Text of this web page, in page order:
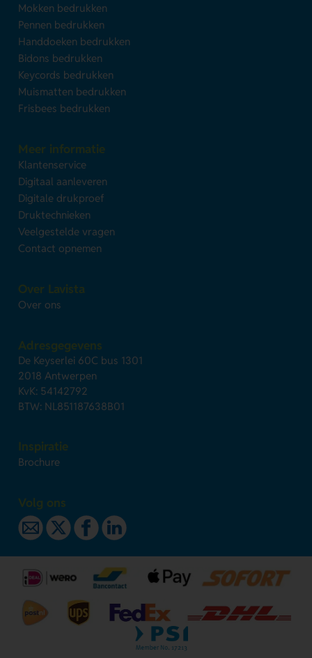
Mokken bedrukken
Pennen bedrukken
Handdoeken bedrukken
Bidons bedrukken
Keycords bedrukken
Muismatten bedrukken
Frisbees bedrukken
Meer informatie
Klantenservice
Digitaal aanleveren
Digitale drukproef
Druktechnieken
Veelgestelde vragen
Contact opnemen
Over Lavista
Over ons
Adresgegevens
De Keyserlei 60C bus 1301
2018 Antwerpen
KvK: 54142792
BTW: NL851187638B01
Inspiratie
Brochure
Volg ons